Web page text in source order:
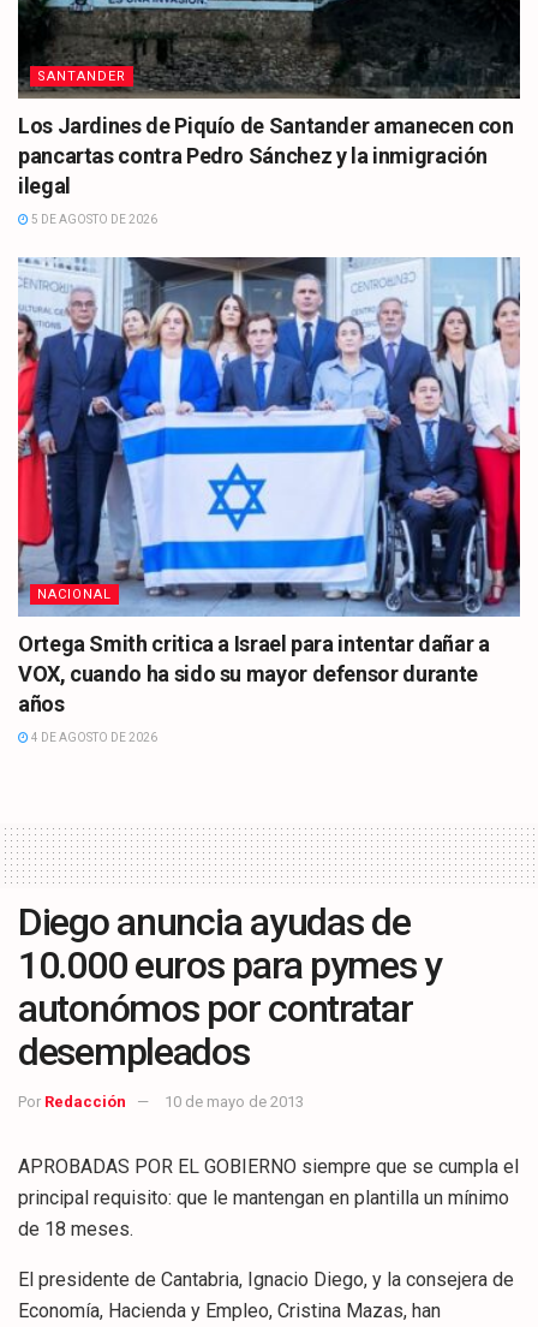
SANTANDER
Los Jardines de Piquío de Santander amanecen con
pancartas contra Pedro Sánchez y la inmigración
ilegal
5 DE AGOSTO DE 2026
NACIONAL
Ortega Smith critica a Israel para intentar dañar a
VOX, cuando ha sido su mayor defensor durante
años
4 DE AGOSTO DE 2026
Diego anuncia ayudas de
10.000 euros para pymes y
autonómos por contratar
desempleados
Por Redacción 10 de mayo de 2013
APROBADAS POR EL GOBIERNO siempre que se cumpla el
principal requisito: que le mantengan en plantilla un mínimo
de 18 meses.
El presidente de Cantabria, Ignacio Diego, y la consejera de
Economía, Hacienda y Empleo, Cristina Mazas, han